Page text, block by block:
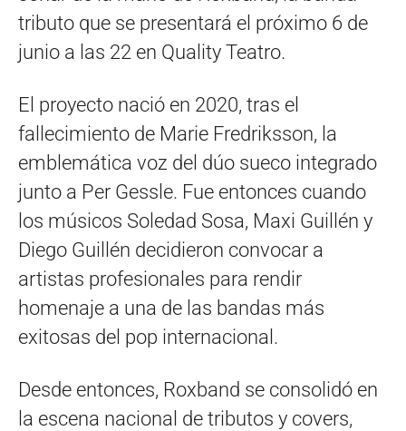
tributo que se presentará el próximo 6 de
junio a las 22 en Quality Teatro.
El proyecto nació en 2020, tras el
fallecimiento de Marie Fredriksson, la
emblemática voz del dúo sueco integrado
junto a Per Gessle. Fue entonces cuando
los músicos Soledad Sosa, Maxi Guillén y
Diego Guillén decidieron convocar a
artistas profesionales para rendir
homenaje a una de las bandas más
exitosas del pop internacional.
Desde entonces, Roxband se consolidó en
la escena nacional de tributos y covers,